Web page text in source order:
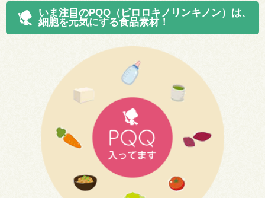
いま注目のPQQ（ピロロキノリンキノン）は、
細胞を元気にする食品素材！